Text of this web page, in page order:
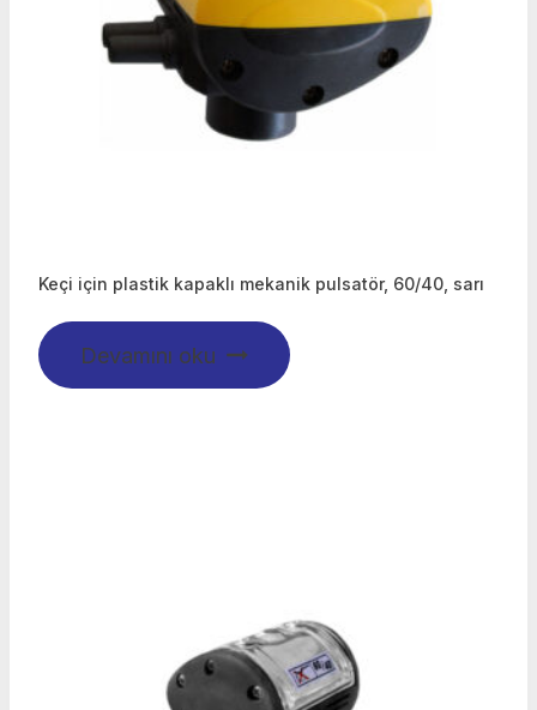
Keçi için plastik kapaklı mekanik pulsatör, 60/40, sarı
Devamını oku